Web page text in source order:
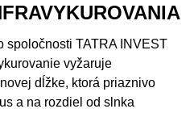
spoločnosti TATRA INVEST
vyžaruje
dĺžke, ktorá priaznivo
a na rozdiel od slnka